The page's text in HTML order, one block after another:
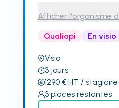
Afficher l'organisme
Qualiopi En visio
Visio
3 jours
1290€ HT / stagiaire
3 places restantes